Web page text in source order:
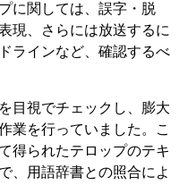
に関しては、誤字・脱
現、さらには放送するに
ラインなど、確認するべ
目視でチェックし、膨大
業を行っていました。こ
得られたテロップのテキ
、用語辞書との照合によ